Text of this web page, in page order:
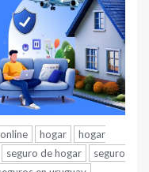
hogar
hogar
seguro de hogar
seguro